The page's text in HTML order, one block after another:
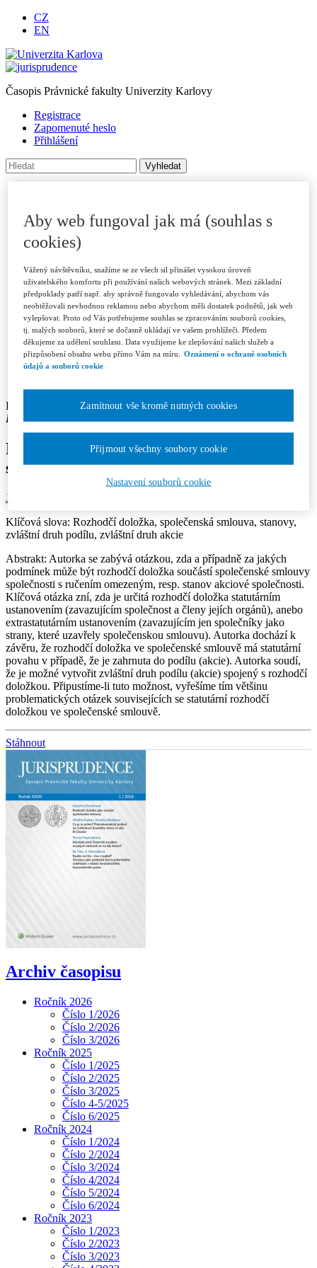
CZ
EN
Časopis Právnické fakulty Univerzity Karlovy
Registrace
Zapomenuté heslo
Přihlášení
Archiv
Pro autory
Autorské příspěvky
Poslat příspěvek
Přílohy a informace
Publikační kritéria
Rubriky
Vzory citací
Recenzní řízení
Etický kodex
Licenční a honorářové podmínky
Redakce
Kontakty
Kateřina Eichlerová
Pracoviště autora: Právnická fakulta Univerzity Karlovy v Praze
Rozhodčí doložka jako součást
společenské smlouvy
Jurisprudence 1/2018
Klíčová slova: Rozhodčí doložka, společenská smlouva, stanovy,
zvláštní druh podílu, zvláštní druh akcie
Abstrakt: Autorka se zabývá otázkou, zda a případně za jakých
podmínek může být rozhodčí doložka součástí společenské smlouvy
společnosti s ručením omezeným, resp. stanov akciové společnosti.
Klíčová otázka zní, zda je určitá rozhodčí doložka statutárním
ustanovením (zavazujícím společnost a členy jejích orgánů), anebo
extrastatutárním ustanovením (zavazujícím jen společníky jako
strany, které uzavřely společenskou smlouvu). Autorka dochází k
závěru, že rozhodčí doložka ve společenské smlouvě má statutární
povahu v případě, že je zahrnuta do podílu (akcie). Autorka soudí,
že je možné vytvořit zvláštní druh podílu (akcie) spojený s rozhodčí
doložkou. Připustíme-li tuto možnost, vyřešíme tím většinu
problematických otázek souvisejících se statutární rozhodčí
doložkou ve společenské smlouvě.
Stáhnout
Archiv časopisu
Ročník 2026
Číslo 1/2026
Číslo 2/2026
Číslo 3/2026
Ročník 2025
Číslo 1/2025
Číslo 2/2025
Číslo 3/2025
Číslo 4-5/2025
Číslo 6/2025
Ročník 2024
Číslo 1/2024
Číslo 2/2024
Číslo 3/2024
Číslo 4/2024
Číslo 5/2024
Číslo 6/2024
Ročník 2023
Číslo 1/2023
Číslo 2/2023
Číslo 3/2023
Aby web fungoval jak má (souhlas s
cookies)
Vážený návštěvníku, snažíme se ze všech sil přinášet vysokou úroveň
uživatelského komfortu při používání našich webových stránek. Mezi základní
předpoklady patří např. aby správně fungovalo vyhledávání, abychom vás
neobtěžovali nevhodnou reklamou nebo abychom měli dostatek podnětů, jak web
vylepšovat. Proto od Vás potřebujeme souhlas se zpracováním souborů cookies,
tj. malých souborů, které se dočasně ukládají ve vašem prohlížeči. Předem
děkujeme za udělení souhlasu. Data využijeme ke zlepšování našich služeb a
přizpůsobení obsahu webu přímo Vám na míru.
Oznámení o ochraně osobních
údajů a souborů cookie
Nastavení souborů cookie
Zamítnout vše kromě nutných cookies
Přijmout všechny soubory cookie